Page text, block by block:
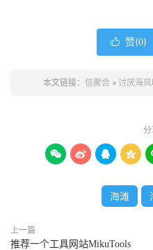
 赞(0)
本文链接： 信聚合 » 讨厌海
分
   
海滩
上一篇
推荐一个工具网站MikuTools